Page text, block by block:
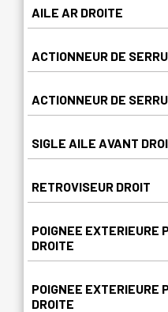
AILE AR DROITE
ACTIONNEUR DE
ACTIONNEUR DE
SIGLE AILE AVANT
RETROVISEUR DROIT
POIGNEE EXTERIEURE
DROITE
POIGNEE EXTERIEURE
DROITE